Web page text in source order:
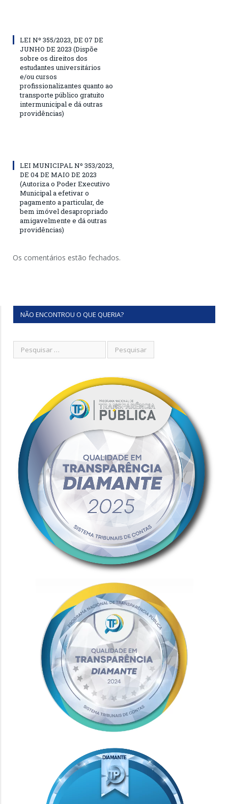
LEI Nº 355/2023, DE 07 DE
JUNHO DE 2023 (Dispõe
sobre os direitos dos
estudantes universitários
e/ou cursos
profissionalizantes quanto ao
transporte público gratuito
intermunicipal e dá outras
providências)
LEI MUNICIPAL Nº 353/2023,
DE 04 DE MAIO DE 2023
(Autoriza o Poder Executivo
Municipal a efetivar o
pagamento a particular, de
bem imóvel desapropriado
amigavelmente e dá outras
providências)
Os comentários estão fechados.
NÃO ENCONTROU O QUE QUERIA?